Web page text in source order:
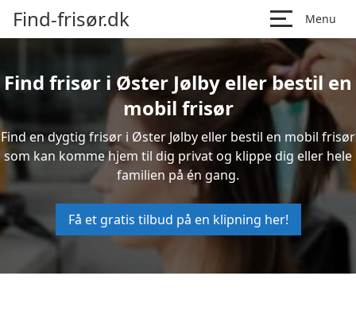
Find-frisør.dk Menu
Find frisør i Øster Jølby eller bestil en
mobil frisør
Find en dygtig frisør i Øster Jølby eller bestil en mobil frisør
som kan komme hjem til dig privat og klippe dig eller hele
familien på én gang.
Få et gratis tilbud på en klipning her!